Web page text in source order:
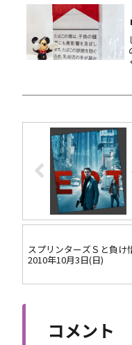
スプリンターズＳと負け
2010年10月3日(日)
コメント